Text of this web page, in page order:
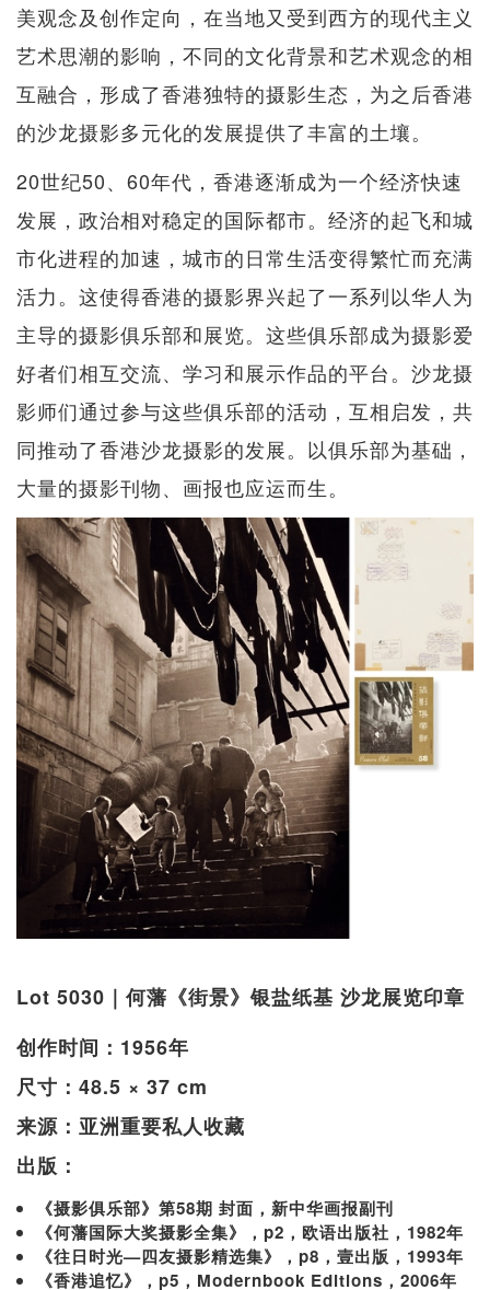
美观念及创作定向，在当地又受到西方的现代主义
艺术思潮的影响，不同的文化背景和艺术观念的相
互融合，形成了香港独特的摄影生态，为之后香港
的沙龙摄影多元化的发展提供了丰富的土壤。
20世纪50、60年代，香港逐渐成为一个经济快速
发展，政治相对稳定的国际都市。经济的起飞和城
市化进程的加速，城市的日常生活变得繁忙而充满
活力。这使得香港的摄影界兴起了一系列以华人为
主导的摄影俱乐部和展览。这些俱乐部成为摄影爱
好者们相互交流、学习和展示作品的平台。沙龙摄
影师们通过参与这些俱乐部的活动，互相启发，共
同推动了香港沙龙摄影的发展。以俱乐部为基础，
大量的摄影刊物、画报也应运而生。
Lot 5030｜何藩《街景》银盐纸基 沙龙展览印章
创作时间：1956年
尺寸：48.5 × 37 cm
来源：亚洲重要私人收藏
出版：
《摄影俱乐部》第58期 封面，新中华画报副刊
《何藩国际大奖摄影全集》，p2，欧语出版社，1982年
《往日时光—四友摄影精选集》，p8，壹出版，1993年
《香港追忆》，p5，Modernbook Editions，2006年